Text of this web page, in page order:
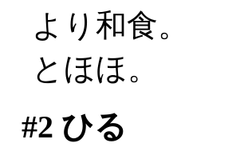
より和食。
とほほ。
#2 ひる